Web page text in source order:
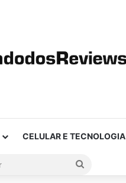
CELULAR E TECNOLOGIA